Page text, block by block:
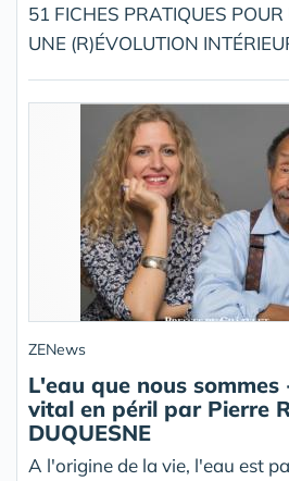
51 FICHES PRATIQUES POUR
UNE (R)ÉVOLUTION
ZENews
L'eau que nous
vital en péril par Pierre
DUQUESNE
A l'origine de la vie, l'eau est